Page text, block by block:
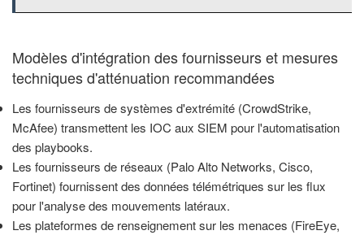
Modèles d'intégration des fournisseurs et mesures
techniques d'atténuation recommandées
Les fournisseurs de systèmes d'extrémité (CrowdStrike,
McAfee) transmettent les IOC aux SIEM pour l'automatisation
des playbooks.
Les fournisseurs de réseaux (Palo Alto Networks, Cisco,
Fortinet) fournissent des données télémétriques sur les flux
pour l'analyse des mouvements latéraux.
Les plateformes de renseignement sur les menaces (FireEye,